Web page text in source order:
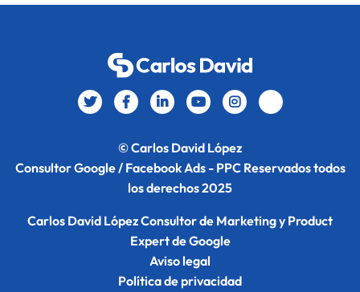
© Carlos David López
Consultor Google / Facebook Ads - PPC Reservados todos
los derechos 2025
Carlos David López Consultor de Marketing y Product
Expert de Google
Aviso legal
Política de privacidad